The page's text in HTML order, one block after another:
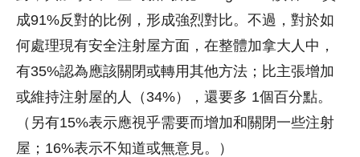
成91%反對的比例，形成強烈對比。不過，對於如
何處理現有安全注射屋方面，在整體加拿大人中，
有35%認為應該關閉或轉用其他方法；比主張增加
或維持注射屋的人（34%），還要多 1個百分點。
（另有15%表示應視乎需要而增加和關閉一些注射
屋；16%表示不知道或無意見。）